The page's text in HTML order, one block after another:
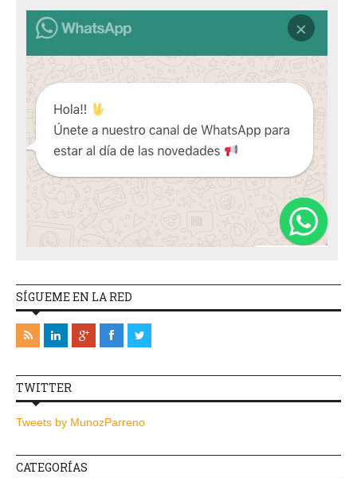
SÍGUEME EN LA RED
TWITTER
Tweets by MunozParreno
CATEGORÍAS